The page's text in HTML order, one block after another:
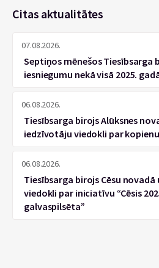
Citas aktualitātes
07.08.2026.
Septiņos mēnešos Tiesībsarga
iesniegumu nekā visā 2025.
06.08.2026.
Tiesībsarga birojs Alūksnes
iedzīvotāju viedokli par
06.08.2026.
Tiesībsarga birojs Cēsu
viedokli par iniciatīvu “Cēsis
galvaspilsēta”